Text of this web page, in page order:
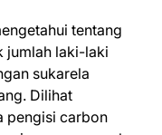
tentang
jumlah laki-laki
sukarela
Dilihat
pengisi carbon